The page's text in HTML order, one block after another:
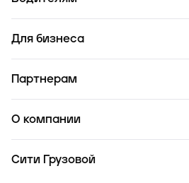
Для бизнеса
Партнерам
О компании
Сити Грузовой